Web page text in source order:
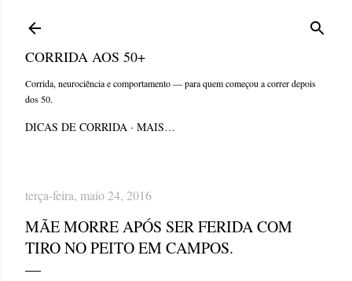
CORRIDA AOS 50+
Corrida, neurociência e comportamento — para quem começou a correr depois
dos 50.
DICAS DE CORRIDA MAIS…
terça-feira, maio 24, 2016
MÃE MORRE APÓS SER FERIDA COM
TIRO NO PEITO EM CAMPOS.